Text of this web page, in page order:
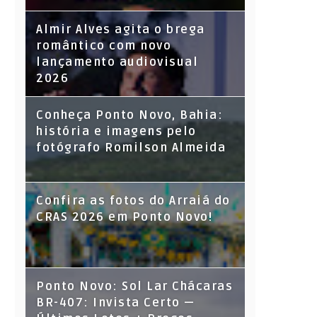
Almir Alves agita o brega
romântico com novo
lançamento audiovisual
2026
Conheça Ponto Novo, Bahia:
história e imagens pelo
fotógrafo Romilson Almeida
Confira as fotos do Arraiá do
CRAS 2026 em Ponto Novo!
Ponto Novo: Sol Lar Chácaras
BR-407: Invista Certo —